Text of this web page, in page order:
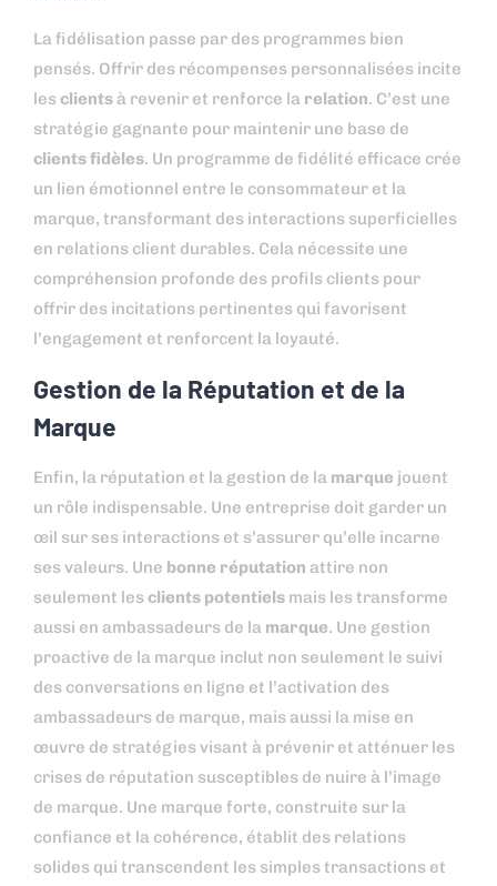
La fidélisation passe par des programmes bien
pensés. Offrir des récompenses personnalisées incite
lesclients à revenir et renforce la relation. C’est une
stratégie gagnante pour maintenir une base de
clients fidèles. Un programme de fidélité efficace crée
un lien émotionnel entre le consommateur et la
marque, transformant des interactions superficielles
en relations client durables. Cela nécessite une
compréhension profonde des profils clients pour
offrir des incitations pertinentes qui favorisent
l’engagement et renforcent la loyauté.
Gestion de la Réputation et de la
Marque
Enfin, la réputation et la gestion de la marque jouent
un rôle indispensable. Une entreprise doit garder un
œil sur ses interactions et s’assurer qu’elle incarne
ses valeurs. Une bonne réputation attire non
seulement lesclients potentiels mais les transforme
aussi en ambassadeurs de la marque. Une gestion
proactive de la marque inclut non seulement le suivi
des conversations en ligne et l’activation des
ambassadeurs de marque, mais aussi la mise en
œuvre de stratégies visant à prévenir et atténuer les
crises de réputation susceptibles de nuire à l’image
de marque. Une marque forte, construite sur la
confiance et la cohérence, établit des relations
solides qui transcendent les simples transactions et